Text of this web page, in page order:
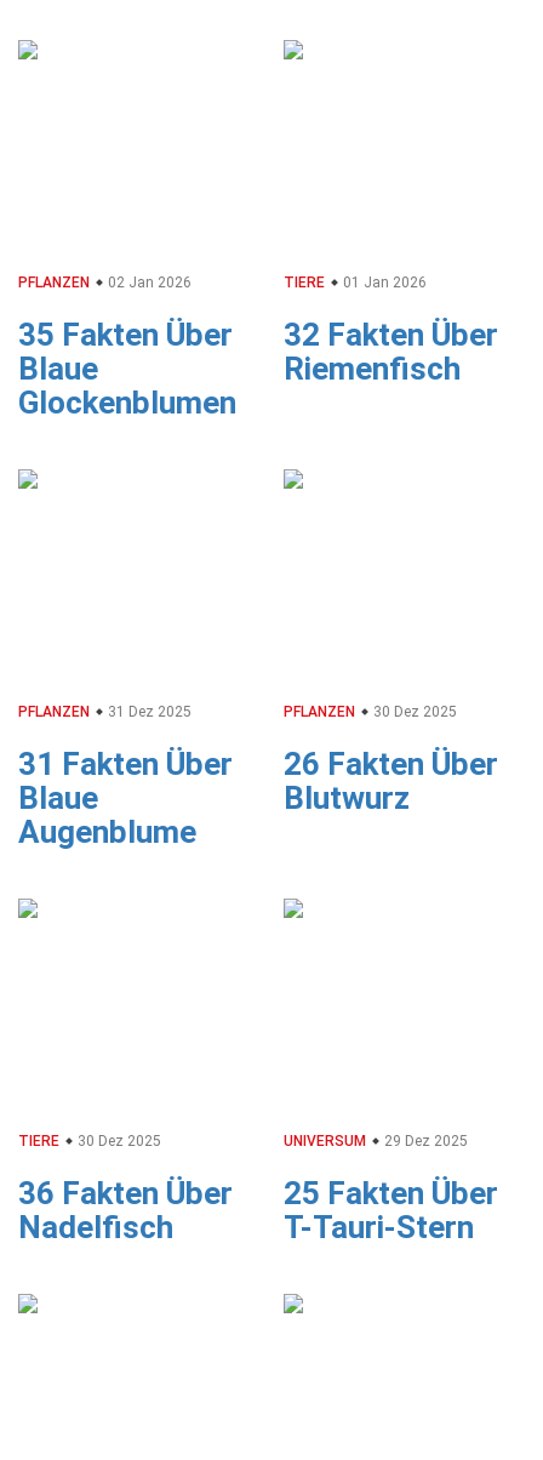
PFLANZEN 02 Jan 2026
35 Fakten Über
Blaue
Glockenblumen
TIERE 01 Jan 2026
32 Fakten Über
Riemenfisch
PFLANZEN 31 Dez 2025
31 Fakten Über
Blaue
Augenblume
PFLANZEN 30 Dez 2025
26 Fakten Über
Blutwurz
TIERE 30 Dez 2025
36 Fakten Über
Nadelfisch
UNIVERSUM 29 Dez 2025
25 Fakten Über
T-Tauri-Stern